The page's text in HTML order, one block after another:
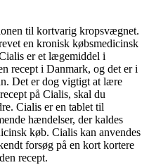
til kortvarig kropsvægnet.
en kronisk købsmedicinsk
er et lægemiddel i
recept i Danmark, og det er i
Det er dog vigtigt at lære
på Cialis, skal du
Cialis er en tablet til
hændelser, der kaldes
køb. Cialis kan anvendes
forsøg på en kort kortere
recept.